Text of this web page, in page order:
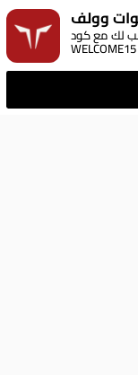
وولف
أول طلب لك مع كود:
WELCOME15